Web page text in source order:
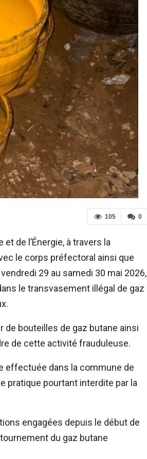
0
105
de l’Énergie, à travers la
le corps préfectoral ainsi que
29 au samedi 30 mai 2026,
le transvasement illégal de gaz
de bouteilles de gaz butane ainsi
de cette activité frauduleuse.
effectuée dans la commune de
pratique pourtant interdite par la
engagées depuis le début de
du gaz butane